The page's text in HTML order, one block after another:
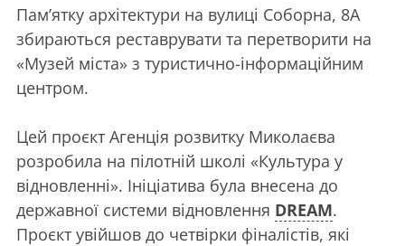
Пам’ятку архітектури на вулиці Соборна, 8А
збираються реставрувати та перетворити на
«Музей міста» з туристично-інформаційним
центром.
Цей проєкт Агенція розвитку Миколаєва
розробила на пілотній школі «Культура у
відновленні». Ініціатива була внесена до
державної системи відновлення DREAM.
Проєкт увійшов до четвірки фіналістів, які